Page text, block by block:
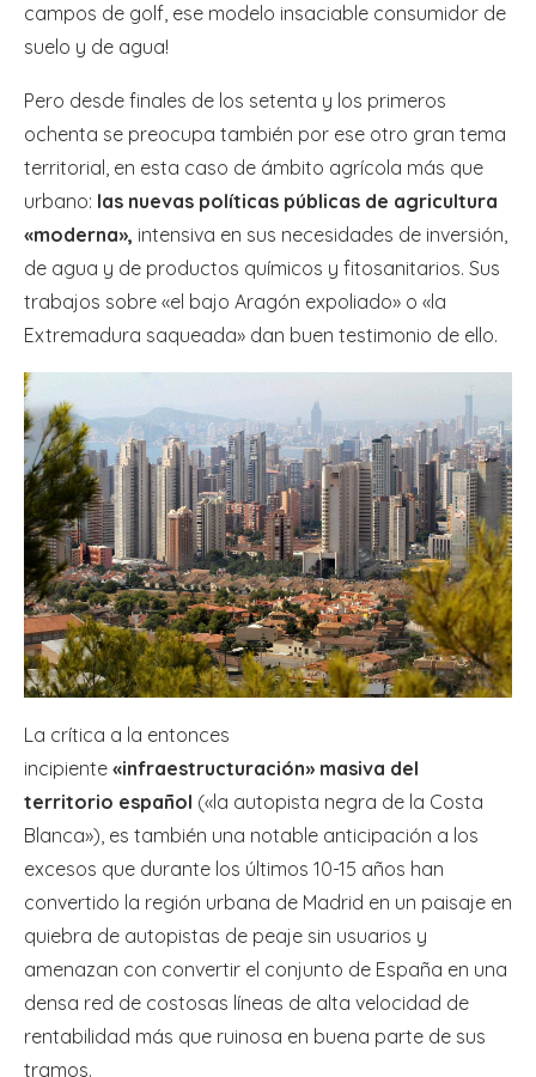
campos de golf, ese modelo insaciable consumidor de
suelo y de agua!
Pero desde finales de los setenta y los primeros
ochenta se preocupa también por ese otro gran tema
territorial, en esta caso de ámbito agrícola más que
urbano: las nuevas políticas públicas de agricultura
«moderna», intensiva en sus necesidades de inversión,
de agua y de productos químicos y fitosanitarios. Sus
trabajos sobre «el bajo Aragón expoliado» o «la
Extremadura saqueada» dan buen testimonio de ello.
La crítica a la entonces
incipiente «infraestructuración» masiva del
territorio español («la autopista negra de la Costa
Blanca»), es también una notable anticipación a los
excesos que durante los últimos 10-15 años han
convertido la región urbana de Madrid en un paisaje en
quiebra de autopistas de peaje sin usuarios y
amenazan con convertir el conjunto de España en una
densa red de costosas líneas de alta velocidad de
rentabilidad más que ruinosa en buena parte de sus
tramos.